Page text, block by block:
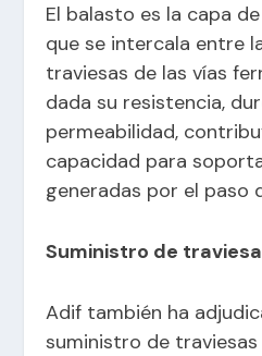
El balasto es la capa
que se intercala entre
traviesas de las vías
dada su resistencia,
permeabilidad,
capacidad para
generadas por el paso
Suministro de
Adif también ha
suministro de